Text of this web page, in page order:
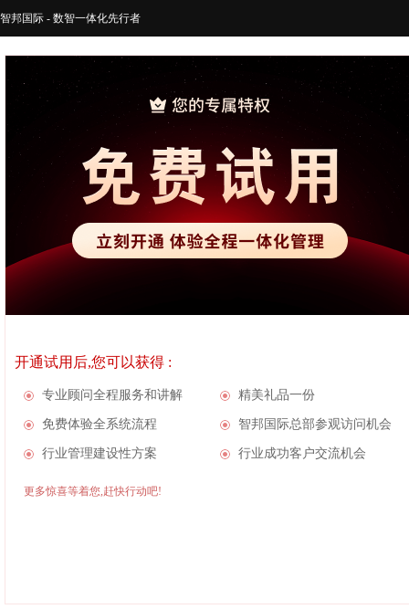
智邦国际 - 数智一体化先行者
开通试用后,您可以获得 :
专业顾问全程服务和讲解 精美礼品一份
免费体验全系统流程 智邦国际总部参观访问机会
行业管理建设性方案 行业成功客户交流机会
更多惊喜等着您,赶快行动吧!